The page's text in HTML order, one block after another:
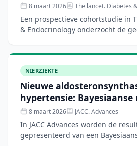
8 maart 2026 The lancet. Diabetes
Een prospectieve cohortstudie in
& Endocrinology onderzocht de
leefstijlgewoonten
NIERZIEKTE
Nieuwe
hypertensie:
8 maart 2026 JACC. Advances
In JACC Advances worden de
gepresenteerd van een